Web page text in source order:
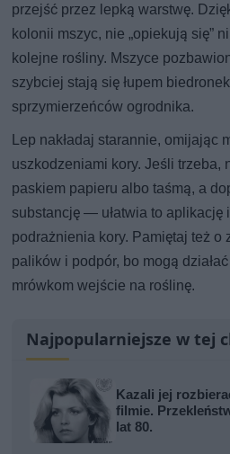
przejść przez lepką warstwę.
kolonii mszyc, nie „opiekują się”
kolejne rośliny. Mszyce
szybciej stają się łupem
sprzymierzeńców ogrodnika.
Lep nakładaj starannie, omijając
uszkodzeniami kory. Jeśli trzeba,
paskiem papieru albo taśmą, a
substancję — ułatwia to aplikację
podrażnienia kory. Pamiętaj też o
palików i podpór, bo mogą
mrówkom wejście na roślinę.
Najpopularniejsze w tej
Kazali jej
filmie.
lat 80.